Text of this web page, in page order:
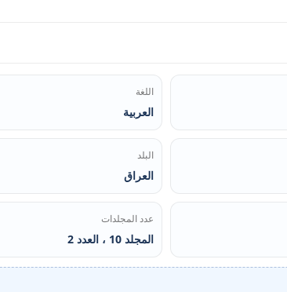
اللغة
العربية
البلد
العراق
عدد المجلدات
المجلد 10 ، العدد 2